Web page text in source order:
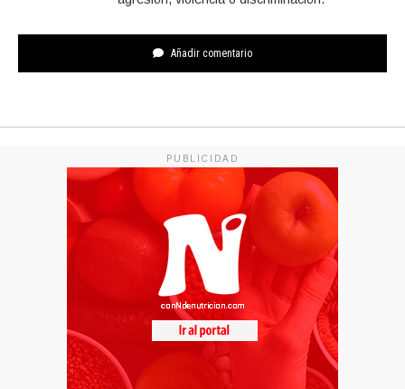
Añadir comentario
PUBLICIDAD